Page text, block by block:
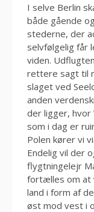
I selve Berlin
både gående
stederne, der
selvfølgelig får
viden.
rettere sagt til
slaget ved
anden
der ligger, hvor
som i dag er
Polen kører vi
Endelig vil der
flygtningelejr
fortælles om at
land i form af
øst mod vest i